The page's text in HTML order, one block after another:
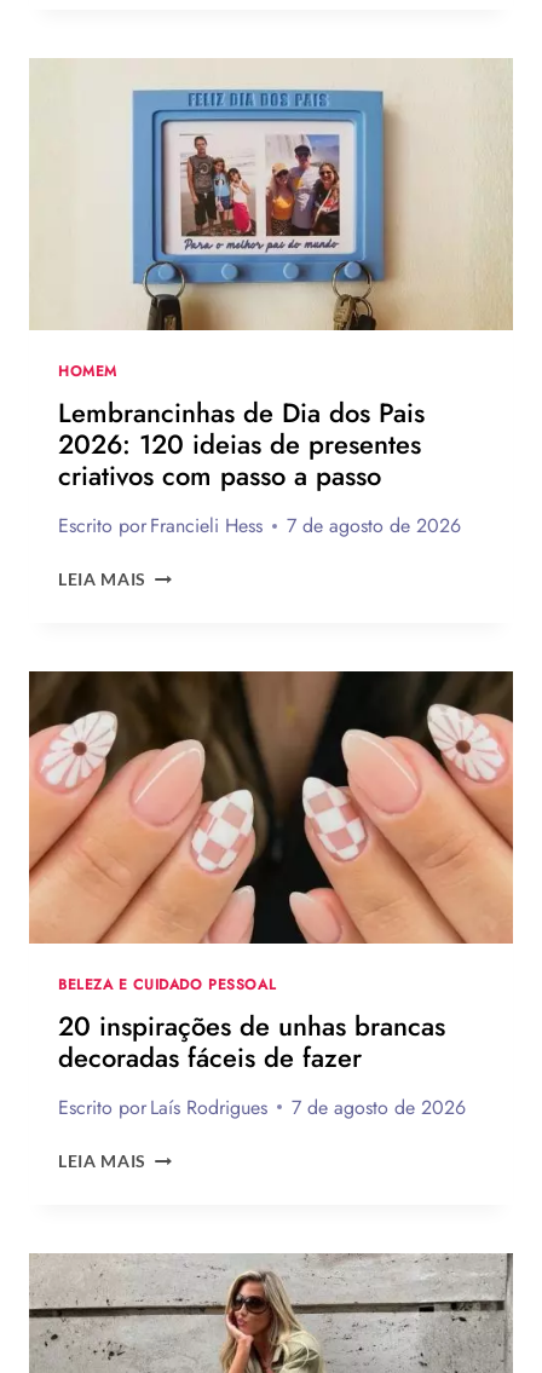
DOS
PAIS:
MAIS
IDEIAS
INSPIRAR
A
MONTAR
PRESENTEAR
OU
HOMEM
Lembrancinhas de Dia dos Pais
2026: 120 ideias de presentes
criativos com passo a passo
Escrito porFrancieli Hess 7 de agosto de 2026
LEIA MAIS LEMBRANCINHAS
PAIS
2026:
IDEIAS
DE
PRESENTES
CRIATIVOS
COM
PASSO
A
BELEZA E CUIDADO PESSOAL
20 inspirações de unhas brancas
decoradas fáceis de fazer
Escrito porLaís Rodrigues 7 de agosto de 2026
LEIA MAIS
BRANCAS
DECORADAS
FÁCEIS
DE
FAZER